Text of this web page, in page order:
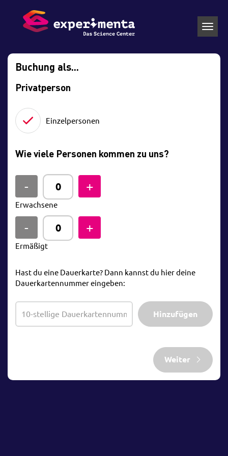
Buchung als...
Privatperson
Einzelpersonen
Wie viele Personen kommen zu uns?
Erwachsene
Ermäßigt
Hast du eine Dauerkarte? Dann kannst du hier deine
Dauerkartennummer eingeben:
Hinzufügen
Weiter